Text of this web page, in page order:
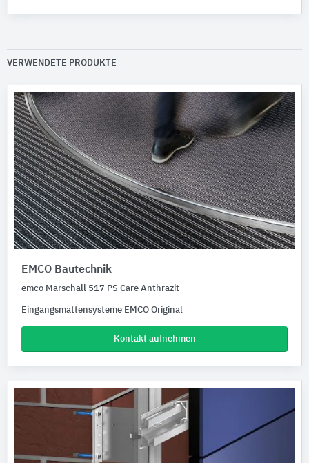
VERWENDETE PRODUKTE
EMCO Bautechnik
emco Marschall 517 PS Care Anthrazit
Eingangsmattensysteme EMCO Original
Kontakt aufnehmen